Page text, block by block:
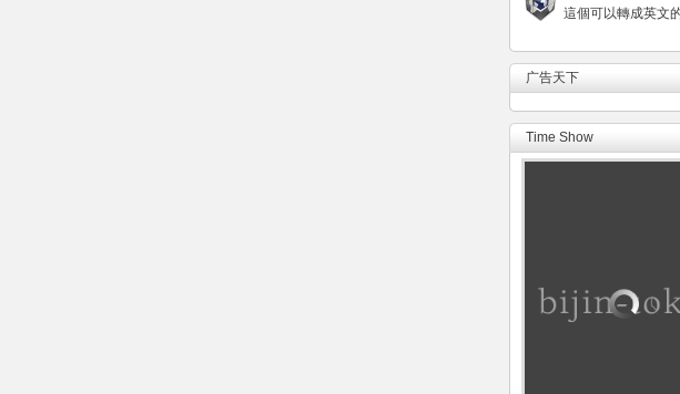
這個可以轉成英文
广告天下
Time Show